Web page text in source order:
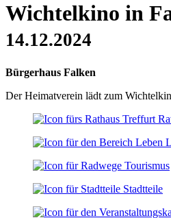
Wichtelkino in
14.12.2024
Bürgerhaus Falken
Der Heimatverein lädt zum
Tourismus
Stadtteile